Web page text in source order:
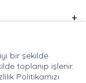
bir şekilde
toplanıp işlenir.
Politikamızı